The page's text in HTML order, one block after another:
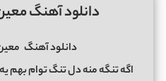
دانلود آهنگ
دانلود آهنگ
اگه تنگه منه دل تنگ توام بهم